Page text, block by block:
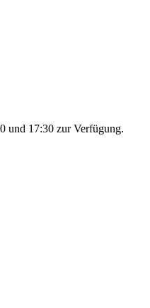
und 17:30 zur Verfügung.